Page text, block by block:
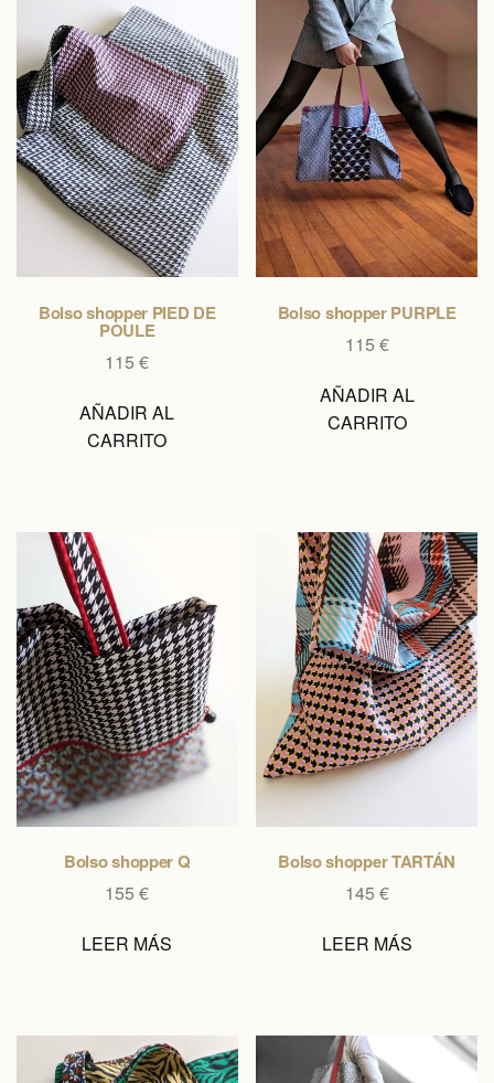
Bolso shopper PIED DE
POULE
115€
AÑADIR AL
CARRITO
Bolso shopper PURPLE
115 €
AÑADIR AL
CARRITO
Bolso shopper Q
155€
LEER MÁS
Bolso shopper TARTÁN
145 €
LEER MÁS